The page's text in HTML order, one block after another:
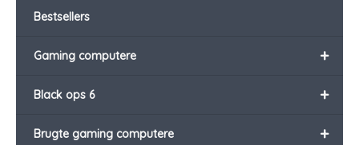
Bestsellers
+
Gaming computere
+
Black ops 6
+
Brugte gaming computere